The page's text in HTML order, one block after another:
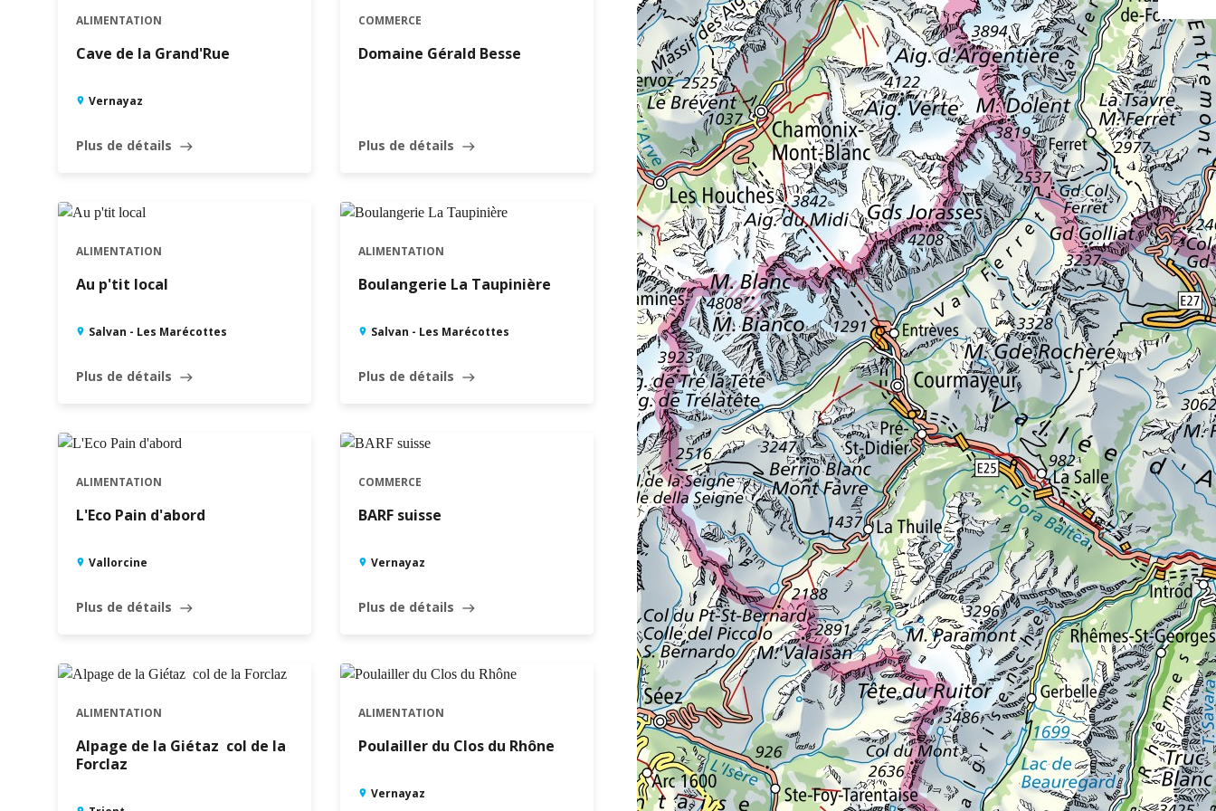
ALIMENTATION
Cave de la Grand'Rue
Vernayaz
Plus de détails east
COMMERCE
Domaine Gérald Besse
Plus de détails east
ALIMENTATION
Au p'tit local
Salvan - Les Marécottes
Plus de détails east
ALIMENTATION
Boulangerie La Taupinière
Salvan - Les Marécottes
Plus de détails east
ALIMENTATION
L'Eco Pain d'abord
Vallorcine
Plus de détails east
COMMERCE
BARF suisse
Vernayaz
Plus de détails east
ALIMENTATION
Alpage de la Giétaz  col de la
Forclaz
ALIMENTATION
Poulailler du Clos du Rhône
Vernayaz